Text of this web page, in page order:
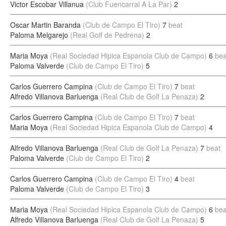
Victor Escobar Villanua (Club Fuencarral A La Par) 2
Oscar Martin Baranda (Club de Campo El Tiro) 7 beat
Paloma Melgarejo (Real Golf de Pedrena) 2
Maria Moya (Real Sociedad Hipica Espanola Club de Campo) 6
Paloma Valverde (Club de Campo El Tiro) 5
Carlos Guerrero Campina (Club de Campo El Tiro) 7 beat
Alfredo Villanova Barluenga (Real Club de Golf La Penaza) 2
Carlos Guerrero Campina (Club de Campo El Tiro) 7 beat
Maria Moya (Real Sociedad Hipica Espanola Club de Campo) 4
Alfredo Villanova Barluenga (Real Club de Golf La Penaza) 7 beat
Paloma Valverde (Club de Campo El Tiro) 2
Carlos Guerrero Campina (Club de Campo El Tiro) 4 beat
Paloma Valverde (Club de Campo El Tiro) 3
Maria Moya (Real Sociedad Hipica Espanola Club de Campo) 6
Alfredo Villanova Barluenga (Real Club de Golf La Penaza) 5